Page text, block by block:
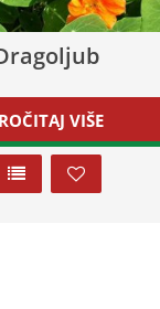
VIŠE